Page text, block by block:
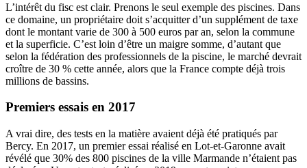
L’intérêt du fisc est clair. Prenons le seul exemple des piscines. Dans
ce domaine, un propriétaire doit s’acquitter d’un supplément de taxe
dont le montant varie de 300 à 500 euros par an, selon la commune
et la superficie. C’est loin d’être un maigre somme, d’autant que
selon la fédération des professionnels de la piscine, le marché devrait
croître de 30 % cette année, alors que la France compte déjà trois
millions de bassins.
Premiers essais en 2017
A vrai dire, des tests en la matière avaient déjà été pratiqués par
Bercy. En 2017, un premier essai réalisé en Lot-et-Garonne avait
révélé que 30% des 800 piscines de la ville Marmande n’étaient pas